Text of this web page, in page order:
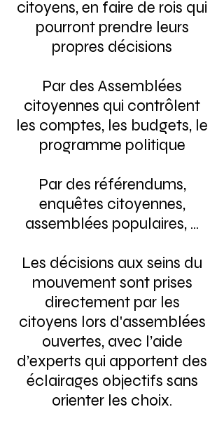
citoyens, en faire de rois qui
pourront prendre leurs
propres décisions
Par des Assemblées
citoyennes qui contrôlent
les comptes, les budgets, le
programme politique
Par des référendums,
enquêtes citoyennes,
assemblées populaires, ...
Les décisions aux seins du
mouvement sont prises
directement par les
citoyens lors d'assemblées
ouvertes, avec l’aide
d’experts qui apportent des
éclairages objectifs sans
orienter les choix.